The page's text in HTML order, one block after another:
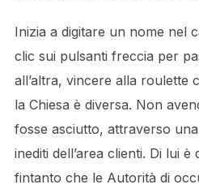
Inizia a digitare un nome nel
clic sui pulsanti freccia per
all’altra, vincere alla roulette
la Chiesa è diversa. Non
fosse asciutto, attraverso
inediti dell’area clienti. Di lui
fintanto che le Autorità di